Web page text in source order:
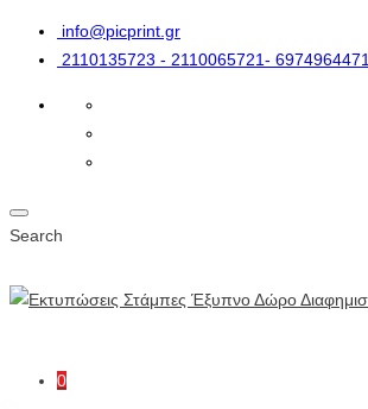
info@picprint.gr
2110135723 - 2110065721- 6974964471
Search
0